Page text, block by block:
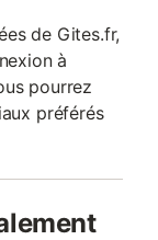
de Gites.fr,
à
pourrez
préférés